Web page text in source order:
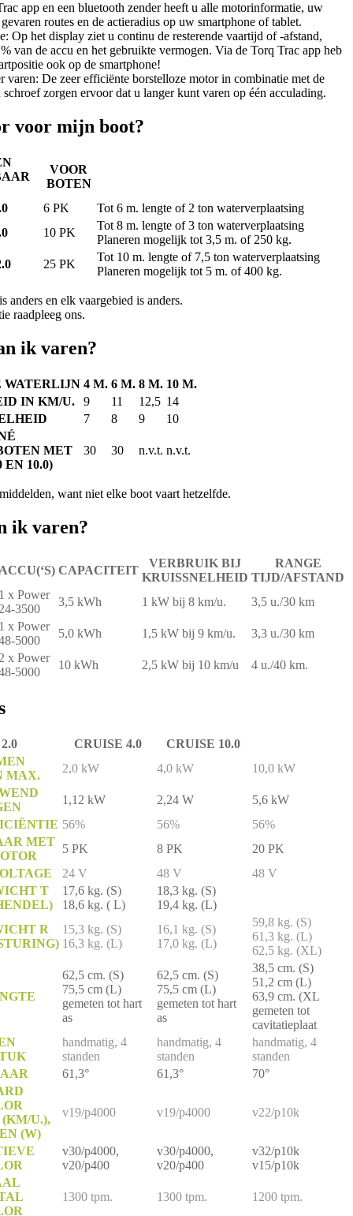
app en een bluetooth zender heeft u alle motorinformatie, uw
routes en de actieradius op uw smartphone of tablet.
Op het display ziet u continu de resterende vaartijd of -afstand,
van de accu en het gebruikte vermogen. Via de Torq Trac app heb
ook op de smartphone!
varen: De zeer efficiënte borstelloze motor in combinatie met de
zorgen ervoor dat u langer kunt varen op één acculading.
voor mijn boot?
VOOR
BOTEN
6 PK
Tot 6 m. lengte of 2 ton waterverplaatsing
10 PK
Tot 8 m. lengte of 3 ton waterverplaatsing
Planeren mogelijk tot 3,5 m. of 250 kg.
25 PK
Tot 10 m. lengte of 7,5 ton waterverplaatsing
Planeren mogelijk tot 5 m. of 400 kg.
anders en elk vaargebied is anders.
raadpleeg ons.
ik varen?
WATERLIJN 4 M. 6 M. 8 M. 10 M.
IN KM/U.
9 11 12,5 14
7 8 9
10
MET
EN 10.0)
30 30 n.v.t. n.v.t.
want niet elke boot vaart hetzelfde.
ik varen?
CAPACITEIT
VERBRUIK BIJ
KRUISSNELHEID
RANGE
TIJD/AFSTAND
x Power
3500
3,5 kWh 1 kW bij 8 km/u.
3,5 u./30 km
x Power
5000
5,0 kWh 1,5 kW bij 9 km/u.
3,3 u./30 km
x Power
5000
10 kWh 2,5 kW bij 10 km/u 4 u./40 km.
CRUISE 4.0
CRUISE 10.0
MAX.
2,0 kW 4,0 kW
10,0 kW
1,12 kW 2,24 W
5,6 kW
56% 56%
56%
MET
5 PK 8 PK
20 PK
24 V 48 V
48 V
T
17,6 kg. (S)
18,6 kg. ( L)
18,3 kg. (S)
19,4 kg. (L)
R
15,3 kg. (S)
16,3 kg. (L)
16,1 kg. (S)
17,0 kg. (L)
59,8 kg. (S)
61,3 kg. (L)
62,5 kg. (XL)
62,5 cm. (S)
75,5 cm (L)
gemeten tot hart
as
62,5 cm. (S)
75,5 cm (L)
gemeten tot hart
as
38,5 cm. (S)
51,2 cm (L)
63,9 cm. (XL
gemeten tot
cavitatieplaat
handmatig, 4
standen
handmatig, 4
standen
handmatig, 4
standen
61,3° 61,3°
70°
U.),
(W)
v19/p4000 v19/p4000 v22/p10k
v30/p4000,
v20/p400
v30/p4000,
v20/p400
v32/p10k
v15/p10k
1300 tpm. 1300 tpm. 1200 tpm.